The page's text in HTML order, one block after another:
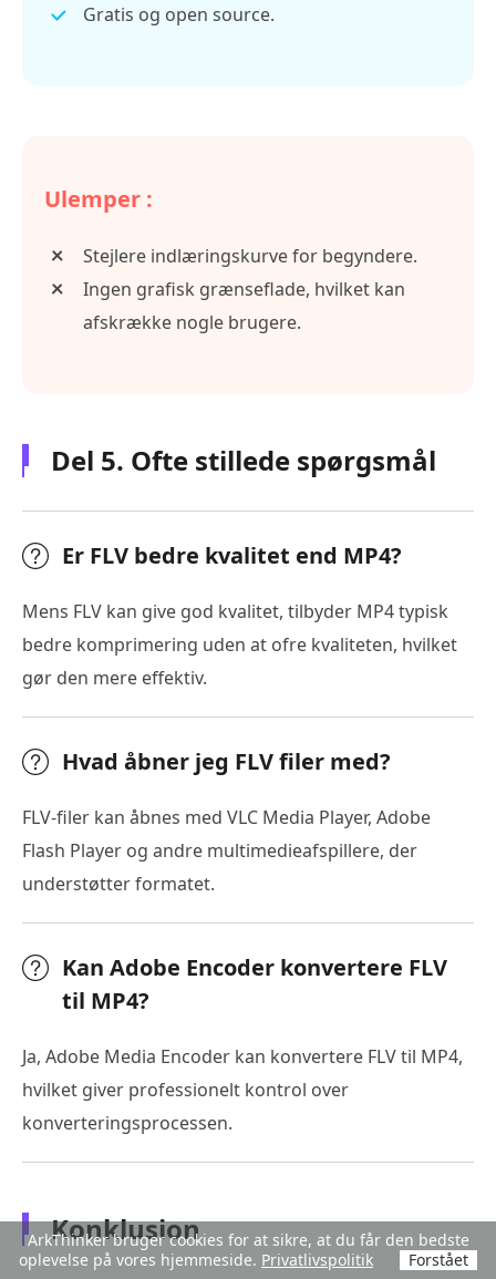
Gratis og open source.
Ulemper :
Stejlere indlæringskurve for begyndere.
Ingen grafisk grænseflade, hvilket kan
afskrække nogle brugere.
Del 5. Ofte stillede spørgsmål
Er FLV bedre kvalitet end MP4?
Mens FLV kan give god kvalitet, tilbyder MP4 typisk
bedre komprimering uden at ofre kvaliteten, hvilket
gør den mere effektiv.
Hvad åbner jeg FLV filer med?
FLV-filer kan åbnes med VLC Media Player, Adobe
Flash Player og andre multimedieafspillere, der
understøtter formatet.
Kan Adobe Encoder konvertere FLV
til MP4?
Ja, Adobe Media Encoder kan konvertere FLV til MP4,
hvilket giver professionelt kontrol over
konverteringsprocessen.
Konklusion
ArkThinker bruger cookies for at sikre, at du får den bedste
oplevelse på vores hjemmeside. Privatlivspolitik Forstået